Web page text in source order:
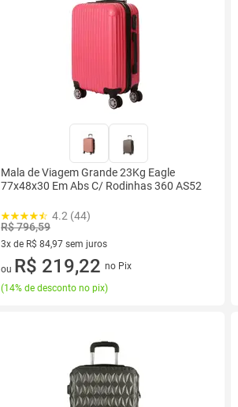
Mala de Viagem Grande 23Kg Eagle
77x48x30 Em Abs C/ Rodinhas 360 AS52
4.2 (44)
R$ 796,59
3x de R$ 84,97 sem juros
3 vez de R$ 84,97 sem juros
ou R$ 219,22 no Pix
(14% de desconto no pix)